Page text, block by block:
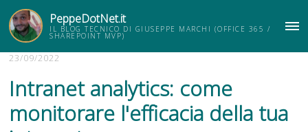
PeppeDotNet.it
IL BLOG TECNICO DI GIUSEPPE MARCHI (OFFICE 365 /
SHAREPOINT MVP)
23/09/2022
Intranet analytics: come
monitorare l'efficacia della tua